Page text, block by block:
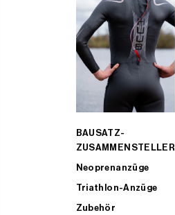
BAUSATZ-
ZUSAMMENSTELLER
Neoprenanzüge
Triathlon-Anzüge
Zubehör